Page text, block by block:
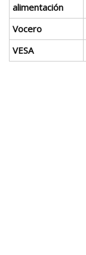
alimentación
Vocero
VESA